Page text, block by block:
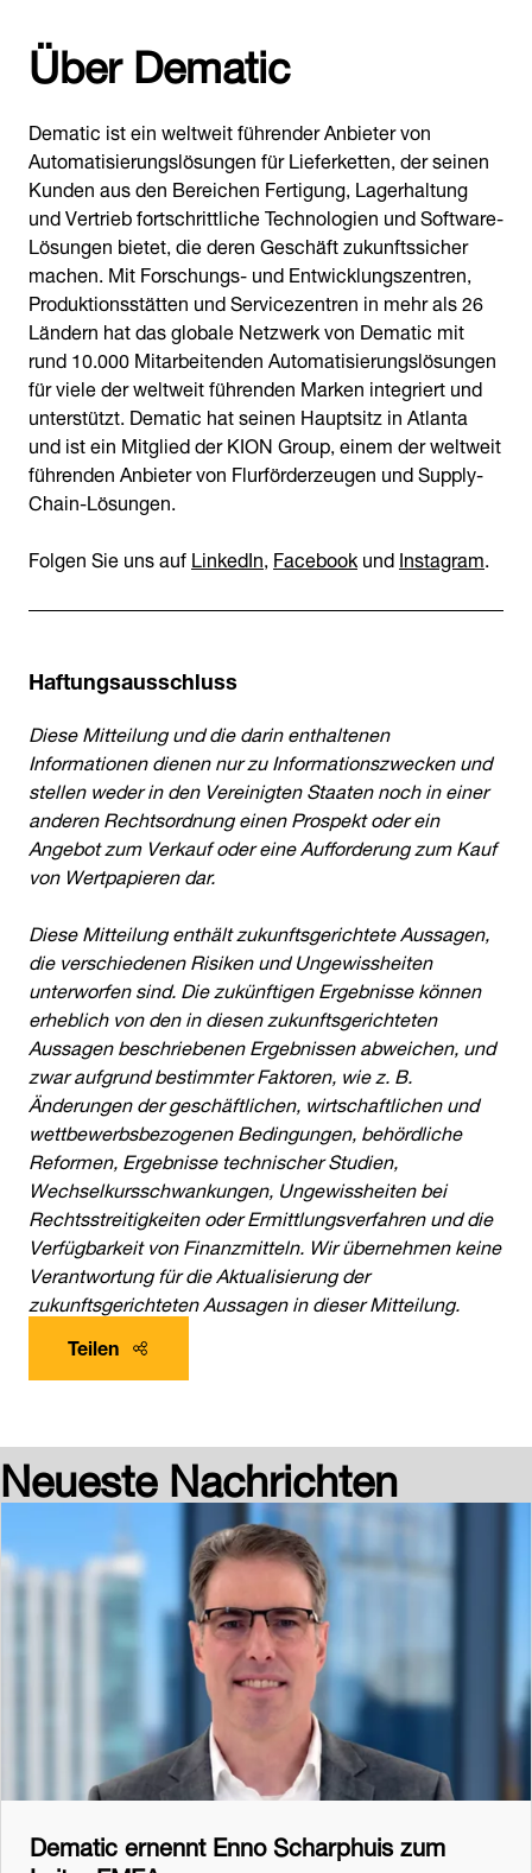
Über Dematic
Dematic ist ein weltweit führender Anbieter von
Automatisierungslösungen für Lieferketten, der seinen
Kunden aus den Bereichen Fertigung, Lagerhaltung
und Vertrieb fortschrittliche Technologien und Software-
Lösungen bietet, die deren Geschäft zukunftssicher
machen. Mit Forschungs- und Entwicklungszentren,
Produktionsstätten und Servicezentren in mehr als 26
Ländern hat das globale Netzwerk von Dematic mit
rund 10.000 Mitarbeitenden Automatisierungslösungen
für viele der weltweit führenden Marken integriert und
unterstützt. Dematic hat seinen Hauptsitz in Atlanta
und ist ein Mitglied der KION Group, einem der weltweit
führenden Anbieter von Flurförderzeugen und Supply-
Chain-Lösungen.
Folgen Sie uns aufLinkedIn,FacebookundInstagram.
Haftungsausschluss
Diese Mitteilung und die darin enthaltenen
Informationen dienen nur zu Informationszwecken und
stellen weder in den Vereinigten Staaten noch in einer
anderen Rechtsordnung einen Prospekt oder ein
Angebot zum Verkauf oder eine Aufforderung zum Kauf
von Wertpapieren dar.
Diese Mitteilung enthält zukunftsgerichtete Aussagen,
die verschiedenen Risiken und Ungewissheiten
unterworfen sind. Die zukünftigen Ergebnisse können
erheblich von den in diesen zukunftsgerichteten
Aussagen beschriebenen Ergebnissen abweichen, und
zwar aufgrund bestimmter Faktoren, wie z. B.
Änderungen der geschäftlichen, wirtschaftlichen und
wettbewerbsbezogenen Bedingungen, behördliche
Reformen, Ergebnisse technischer Studien,
Wechselkursschwankungen, Ungewissheiten bei
Rechtsstreitigkeiten oder Ermittlungsverfahren und die
Verfügbarkeit von Finanzmitteln. Wir übernehmen keine
Verantwortung für die Aktualisierung der
zukunftsgerichteten Aussagen in dieser Mitteilung.
Teilen
Neueste Nachrichten
Dematic ernennt Enno Scharphuis zum